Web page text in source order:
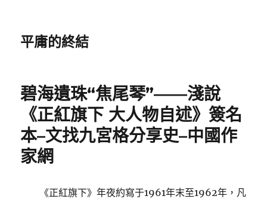
平庸的終結
碧海遺珠“焦尾琴”——淺說
《正紅旗下 大人物自述》簽名
本–文找九宮格分享史–中國作
家網
《正紅旗下》年夜約寫于1961年末至1962年，凡